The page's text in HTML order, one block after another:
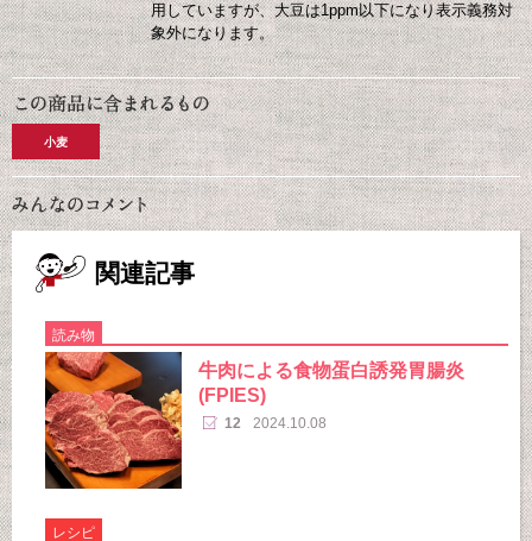
用していますが、大豆は1ppm以下になり表示義務対
象外になります。
小麦
関連記事
読み物
牛肉による食物蛋白誘発胃腸炎
(FPIES)
12 2024.10.08
レシピ